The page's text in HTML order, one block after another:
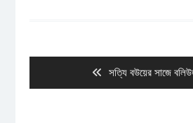
Previous
post:
সত্যি বউয়ের সাজে